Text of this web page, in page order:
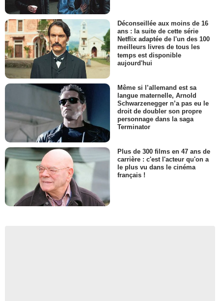
Déconseillée aux moins de 16
ans : la suite de cette série
Netflix adaptée de l'un des 100
meilleurs livres de tous les
temps est disponible
aujourd'hui
Même si l’allemand est sa
langue maternelle, Arnold
Schwarzenegger n’a pas eu le
droit de doubler son propre
personnage dans la saga
Terminator
Plus de 300 films en 47 ans de
carrière : c'est l'acteur qu'on a
le plus vu dans le cinéma
français !